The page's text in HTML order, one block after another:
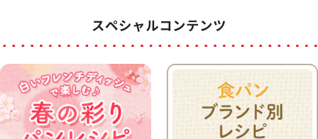
スペシャルコンテンツ